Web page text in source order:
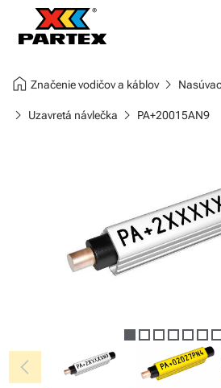
home Značenie vodičov a káblovchevron_right
chevron_right Uzavretá návlečka chevron_right PA+20015AN9
chevron_left